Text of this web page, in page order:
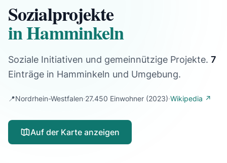
Sozialprojekte
in Hamminkeln
Soziale Initiativen und gemeinnützige Projekte. 7
Einträge in Hamminkeln und Umgebung.
📍Nordrhein-Westfalen·27.450 Einwohner (2023)·Wikipedia ↗
Auf der Karte anzeigen